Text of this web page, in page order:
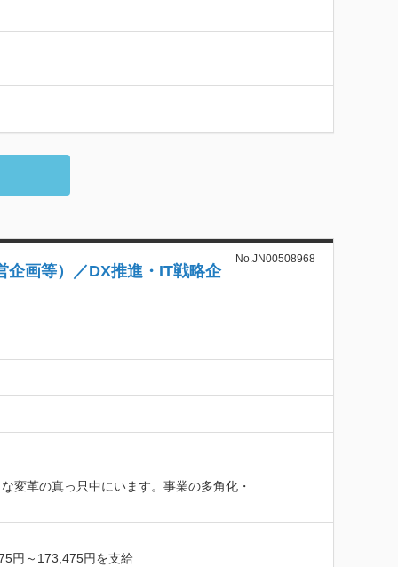
企画等）／DX推進・IT戦略企
No.JN00508968
変革の真っ只中にいます。事業の多角化・
円～173,475円を支給